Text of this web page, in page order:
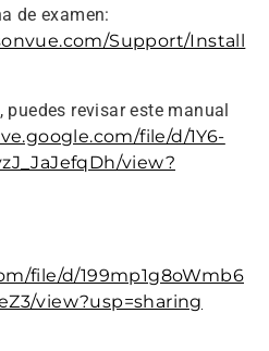
de examen:
Support/Install
puedes revisar este manual
file/d/1Y6-
view?
file/d/199mp1g8oWmb6
view?usp=sharing